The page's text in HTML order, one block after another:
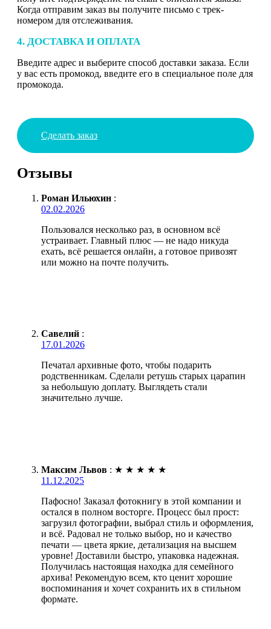
Когда отправим заказ вы получите письмо с трек-
номером для отслеживания.
4. ДОСТАВКА И ОПЛАТА
Введите адрес и выберите способ доставки заказа. Если
у вас есть промокод, введите его в специальное поле для
промокода.
Сделать заказ
Отзывы
Роман Ильюхин :
02.02.2026
Пользовался несколько раз, в основном всё
устраивает. Главный плюс — не надо никуда
ехать, всё решается онлайн, а готовое привозят
или можно на почте получить.
Савелий :
17.01.2026
Печатал архивные фото, чтобы подарить
родственникам. Сделали ретушь старых царапин
за небольшую доплату. Выглядеть стали
значительно лучше.
Максим Львов : ★ ★ ★ ★ ★
11.12.2025
Пафосно! Заказал фотокнигу в этой компании и
остался в полном восторге. Процесс был прост:
загрузил фотографии, выбрал стиль и оформления,
и всё. Радовал не только выбор, но и качество
печати — цвета яркие, детализация на высшем
уровне! Доставили быстро, упаковка надежная.
Получилась настоящая находка для семейного
архива! Рекомендую всем, кто ценит хорошие
воспоминания и хочет сохранить их в стильном
формате.